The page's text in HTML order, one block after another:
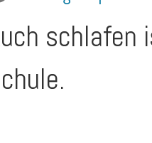
schlafen